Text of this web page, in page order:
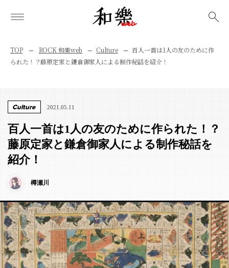
TOP ROCK 和樂web Culture
百人一首は1人の友のために作
られた！？藤原定家と鎌倉御家人による制作秘話を紹介！
Culture 2021.05.11
百人一首は1人の友のために作られた！？
藤原定家と鎌倉御家人による制作秘話を
紹介！
樽瀬川